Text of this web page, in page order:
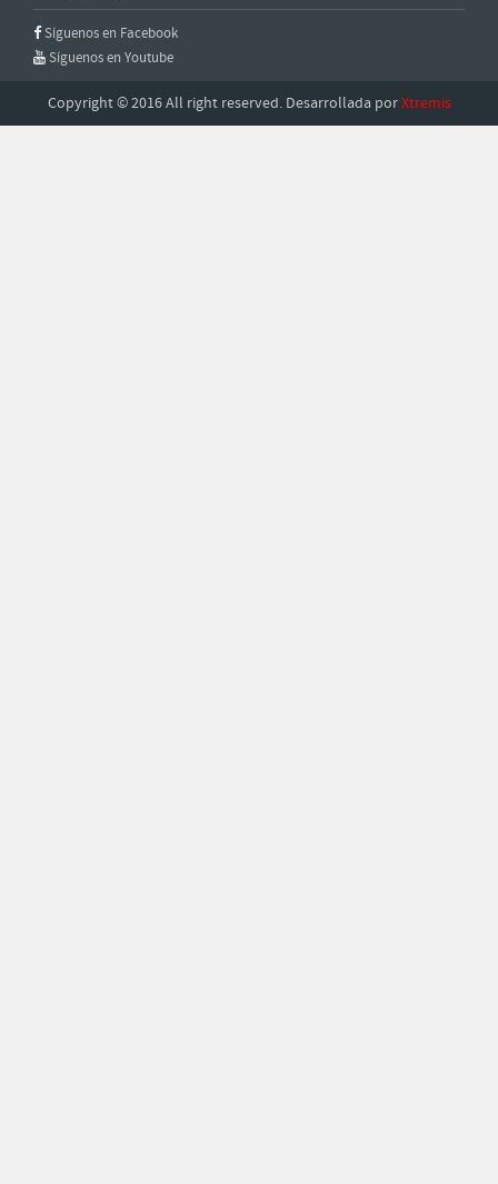
Síguenos en Facebook
Síguenos en Youtube
Copyright © 2016 All right reserved. Desarrollada porXtremis